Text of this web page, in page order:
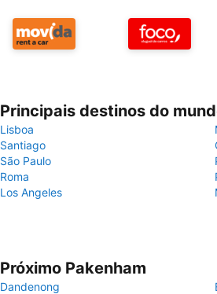
Principais destinos do
Lisboa
Santiago
São Paulo
Roma
Los Angeles
Próximo Pakenham
Dandenong